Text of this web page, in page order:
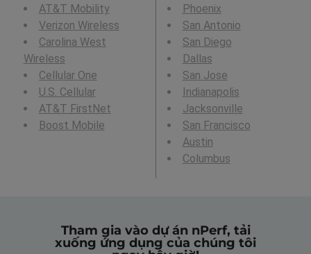
AT&T Mobility
Verizon Wireless
Carolina West
Wireless
Cellular One
U.S. Cellular
AT&T FirstNet
Boost Mobile
Phoenix
San Antonio
San Diego
Dallas
San Jose
Indianapolis
Jacksonville
San Francisco
Austin
Columbus
Tham gia vào dự án nPerf, tải
xuống ứng dụng của chúng tôi